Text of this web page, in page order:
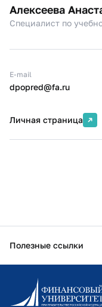
Алексеева
Специалист по
E-mail
dpopred@fa.ru
Личная страница
Полезные ссылки
Информационно-
Личный кабинет